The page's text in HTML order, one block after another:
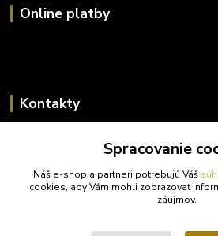
Online platby
Kontakty
+421 948 923 456
(Po-Pi 14-17 hod., So 10-15 hod.)
Spracovanie
Náš e-shop a partneri potrebujú Váš
cookies, aby Vám mohli zobrazovať
záujmov.